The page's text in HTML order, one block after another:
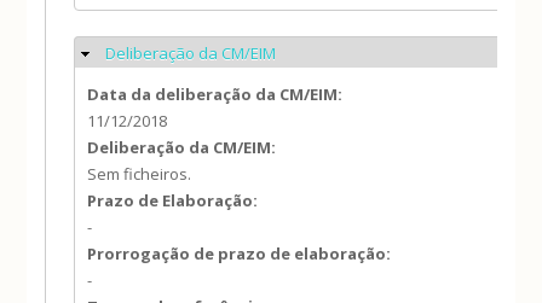
Ocultar
Deliberação da CM/EIM
Data da deliberação da CM/EIM:
11/12/2018
Deliberação da CM/EIM:
Sem ficheiros.
Prazo de Elaboração:
-
Prorrogação de prazo de elaboração:
-